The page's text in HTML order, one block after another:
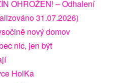
OHROŽEN! – Odhalení
31.07.2026)
nový domov
nic, jen být
HolKa